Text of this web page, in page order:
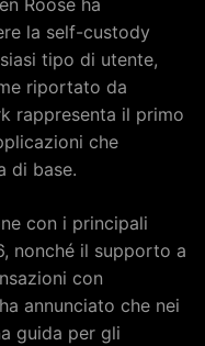
Roose ha
la self-custody
tipo di utente,
riportato da
rappresenta il primo
che
di base.
con i principali
nonché il supporto a
con
annunciato che nei
guida per gli